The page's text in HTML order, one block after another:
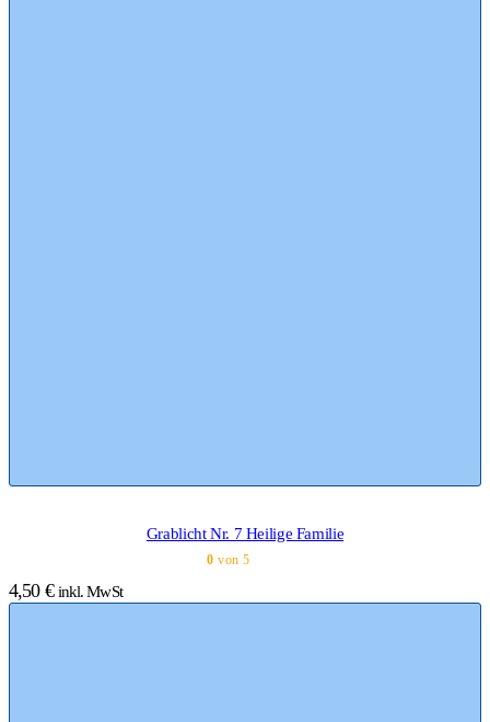
Grablicht Nr. 7 Heilige Familie
0 von 5
4,50 € inkl. MwSt